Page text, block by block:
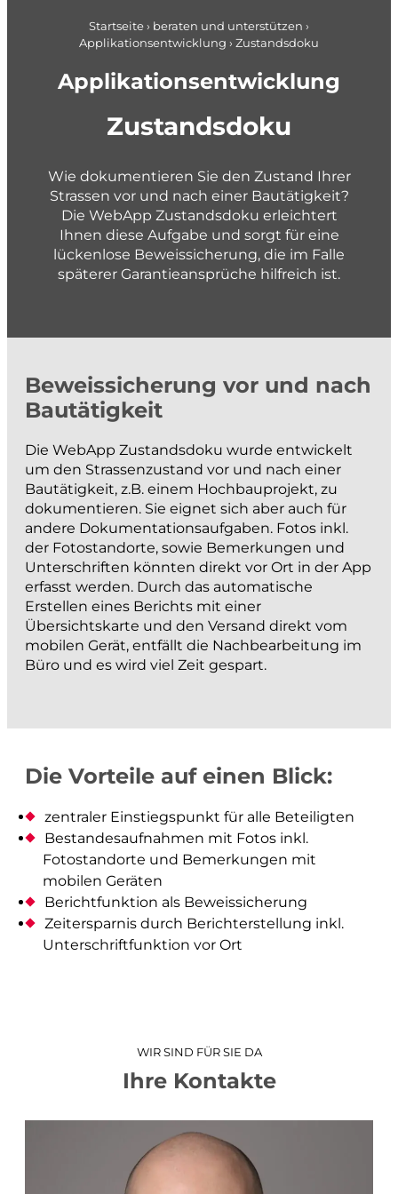
Applikationsentwicklung
Planung im Brandschutz
planen und gestalten
Richt- und Nutzungsplanung
Gestaltungspläne und Gebietsentwicklung
Quartier- und Erschliessungsplanung
Verkehrs- und Mobilitätsplanung
Siedlungsentwässerung und GEP
Gewässer und Naturgefahren
projektieren und bauen
Strassenbau
Kanalisationsbau
Werkleitungen
Anlagen der Siedlungswasserwirtschaft
Wasserbau
Güterwege, Drainagen und Bewässerung
BIM
messen und dokumentieren
Monitoring
Beweissicherung
Werkinformationen
Abflussmessungen
Vertrieb Emlid
Liegenschaftsentwässerung
analysieren und visualisieren
Startseite › beraten und unterstützen ›
Applikationsentwicklung › Zustandsdoku
Applikationsentwicklung
Zustandsdoku
Wie dokumentieren Sie den Zustand Ihrer
Strassen vor und nach einer Bautätigkeit?
Die WebApp Zustandsdoku erleichtert
Ihnen diese Aufgabe und sorgt für eine
lückenlose Beweissicherung, die im Falle
späterer Garantieansprüche hilfreich ist.
Beweissicherung vor und nach
Bautätigkeit
Die WebApp Zustandsdoku wurde entwickelt
um den Strassenzustand vor und nach einer
Bautätigkeit, z.B. einem Hochbauprojekt, zu
dokumentieren. Sie eignet sich aber auch für
andere Dokumentationsaufgaben. Fotos inkl.
der Fotostandorte, sowie Bemerkungen und
Unterschriften könnten direkt vor Ort in der App
erfasst werden. Durch das automatische
Erstellen eines Berichts mit einer
Übersichtskarte und den Versand direkt vom
mobilen Gerät, entfällt die Nachbearbeitung im
Büro und es wird viel Zeit gespart.
Die Vorteile auf einen Blick:
zentraler Einstiegspunkt für alle Beteiligten
Bestandesaufnahmen mit Fotos inkl.
Fotostandorte und Bemerkungen mit
mobilen Geräten
Berichtfunktion als Beweissicherung
Zeitersparnis durch Berichterstellung inkl.
Unterschriftfunktion vor Ort
WIR SIND FÜR SIE DA
Ihre Kontakte